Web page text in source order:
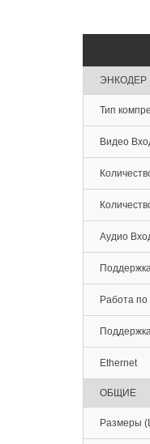
ЭНКОДЕР
Тип
Видео
Аудио
Работа
Ethernet
ОБЩИЕ
Размеры